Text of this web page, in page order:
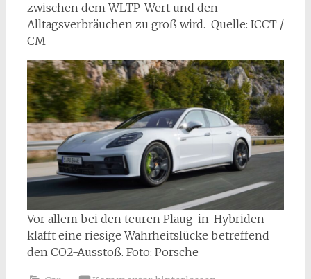
zwischen dem WLTP-Wert und den
Alltagsverbräuchen zu groß wird. Quelle: ICCT /
CM
Vor allem bei den teuren Plaug-in-Hybriden
klafft eine riesige Wahrheitslücke betreffend
den CO2-Ausstoß. Foto: Porsche